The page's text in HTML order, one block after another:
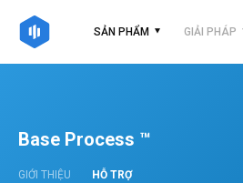
SẢN PHẨM GIẢI PHÁP
Base Process ™
GIỚI THIỆU HỖ TRỢ